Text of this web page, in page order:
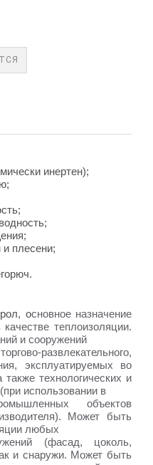
инертен);
и плесени;
основное назначение
теплоизоляции.
и сооружений
развлекательного,
эксплуатируемых во
технологических и
использовании в
объектов
Может быть
любых
(фасад, цоколь,
и снаружи. Может быть